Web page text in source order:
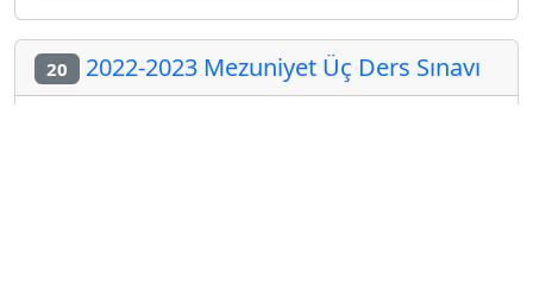
20 2022-2023 Mezuniyet Üç Ders Sınavı